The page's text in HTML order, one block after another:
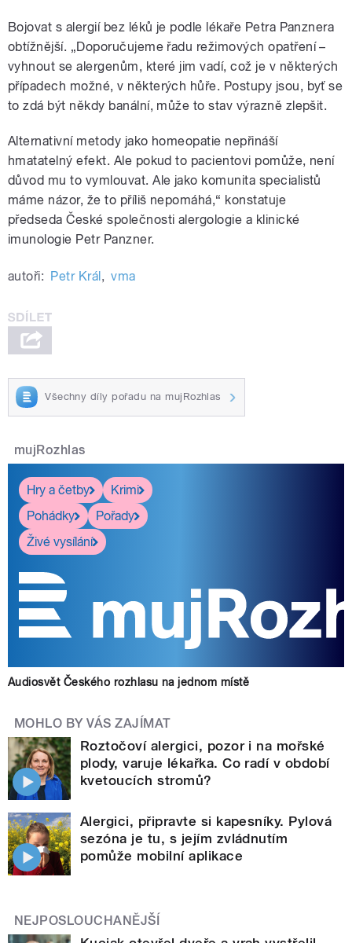
Bojovat s alergií bez léků je podle lékaře Petra Panznera
obtížnější. „Doporučujeme řadu režimových opatření –
vyhnout se alergenům, které jim vadí, což je v některých
případech možné, v některých hůře. Postupy jsou, byť se
to zdá být někdy banální, může to stav výrazně zlepšit.
Alternativní metody jako homeopatie nepřináší
hmatatelný efekt. Ale pokud to pacientovi pomůže, není
důvod mu to vymlouvat. Ale jako komunita specialistů
máme názor, že to příliš nepomáhá,“ konstatuje
předseda České společnosti alergologie a klinické
imunologie Petr Panzner.
autoři: Petr Král, vma
Všechny díly pořadu na mujRozhlas
mujRozhlas
Hry a četby
Krimi
Pohádky
Pořady
Živé vysílání
Audiosvět Českého rozhlasu na jednom místě
MOHLO BY VÁS ZAJÍMAT
Roztočoví alergici, pozor i na mořské
plody, varuje lékařka. Co radí v období
kvetoucích stromů?
Alergici, připravte si kapesníky. Pylová
sezóna je tu, s jejím zvládnutím
pomůže mobilní aplikace
NEJPOSLOUCHANĚJŠÍ